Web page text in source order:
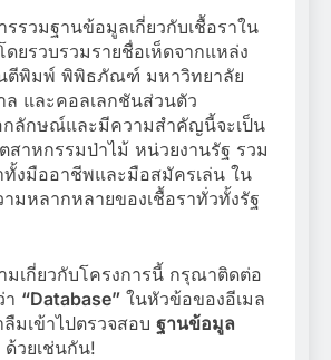
รรวมฐานข้อมูลเกี่ยวกับเชื้อราใน
ดยรวบรวมรายชื่อเห็ดจากแหล่ง
นตีพิมพ์ พิพิธภัณฑ์ มหาวิทยาลัย
ล และคอลเลกชันส่วนตัว
กลักษณ์และมีความสำคัญนี้จะเป็น
สาหกรรมป่าไม้ หน่วยงานรัฐ รวม
ทั้งมืออาชีพและมือสมัครเล่น ใน
ามหลากหลายของเชื้อราทั่วทั้งรัฐ
เกี่ยวกับโครงการนี้ กรุณาติดต่อ
า “Database” ในหัวข้อของอีเมล
มเข้าไปตรวจสอบ ฐานข้อมูล
ด้วยเช่นกัน!